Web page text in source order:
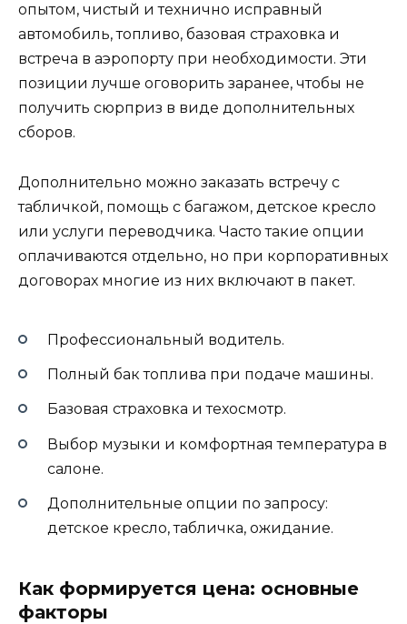
опытом, чистый и технично исправный
автомобиль, топливо, базовая страховка и
встреча в аэропорту при необходимости. Эти
позиции лучше оговорить заранее, чтобы не
получить сюрприз в виде дополнительных
сборов.
Дополнительно можно заказать встречу с
табличкой, помощь с багажом, детское кресло
или услуги переводчика. Часто такие опции
оплачиваются отдельно, но при корпоративных
договорах многие из них включают в пакет.
Профессиональный водитель.
Полный бак топлива при подаче машины.
Базовая страховка и техосмотр.
Выбор музыки и комфортная температура в
салоне.
Дополнительные опции по запросу:
детское кресло, табличка, ожидание.
Как формируется цена: основные
факторы